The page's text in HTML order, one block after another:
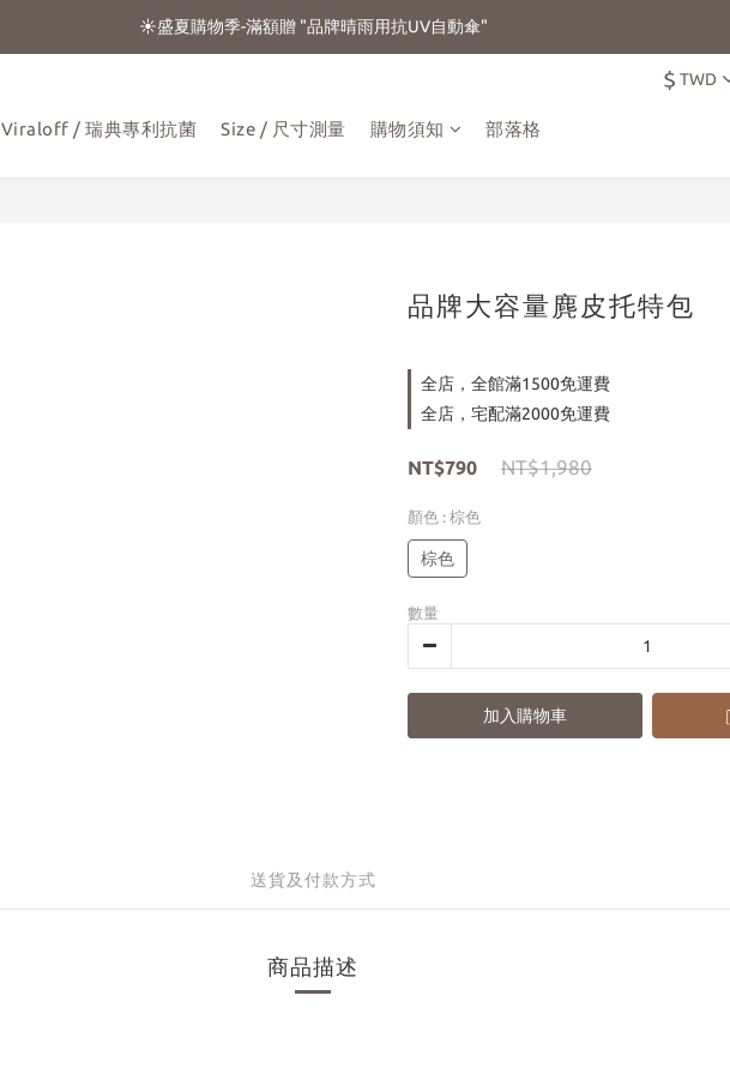
☀️盛夏購物季-滿額贈 "品牌晴雨用抗UV自動傘"
☀️盛夏購物季-滿額贈 "品牌晴雨用抗UV自動傘"
⭐新朋友首購享優惠⭐
$ TWD
Viraloff / 瑞典專利抗菌 Size / 尺寸測量 購物須知 部落格
品牌大容量麂皮托特包
全店，全館滿1500免運費
全店，宅配滿2000免運費
NT$790 NT$1,980
顏色 : 棕色
棕色
數量
加入購物車
送貨及付款方式
商品描述